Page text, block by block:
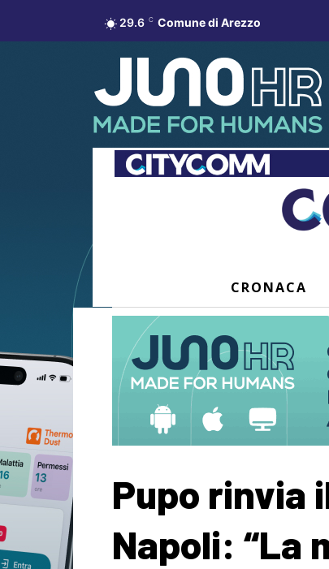
29.6 C Comune di Arezzo
CRONACA
Pupo rinvia
Napoli: “La